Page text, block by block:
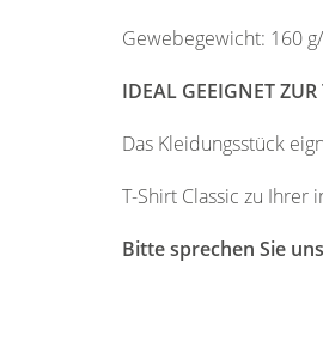
Gewebegewicht: 160
IDEAL GEEIGNET
Das Kleidungsstück
T-Shirt Classic zu
Bitte sprechen Sie